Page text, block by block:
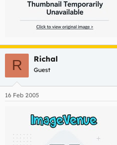
R Richal
Guest
16 Feb 2005